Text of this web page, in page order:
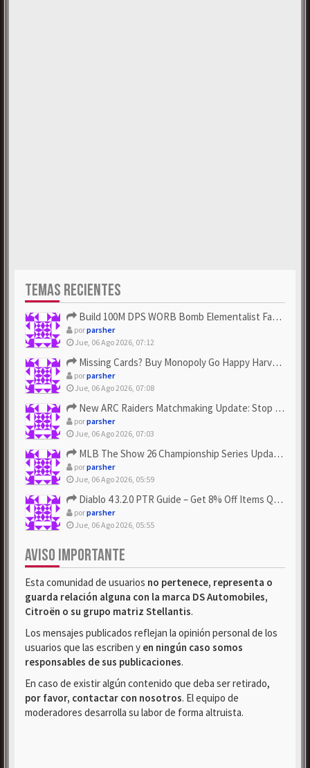
TEMAS RECIENTES
Build 100M DPS WORB Bomb Elementalist Fast - Grab POE Curren...
porparsher
Jue, 06 Ago 2026, 07:12
Missing Cards? Buy Monopoly Go Happy Harvest with Looney Tun...
porparsher
Jue, 06 Ago 2026, 07:08
New ARC Raiders Matchmaking Update: Stop Failed - Grab Bluep...
porparsher
Jue, 06 Ago 2026, 07:03
MLB The Show 26 Championship Series Update! Get Cheap & ...
porparsher
Jue, 06 Ago 2026, 05:59
Diablo 4 3.2.0 PTR Guide – Get 8% Off Items Quickly to Test ...
porparsher
Jue, 06 Ago 2026, 05:55
AVISO IMPORTANTE
Esta comunidad de usuarios no pertenece, representa o
guarda relación alguna con la marca DS Automobiles,
Citroën o su grupo matriz Stellantis.
Los mensajes publicados reflejan la opinión personal de los
usuarios que las escriben y en ningún caso somos
responsables de sus publicaciones.
En caso de existir algún contenido que deba ser retirado,
por favor, contactar con nosotros. El equipo de
moderadores desarrolla su labor de forma altruista.